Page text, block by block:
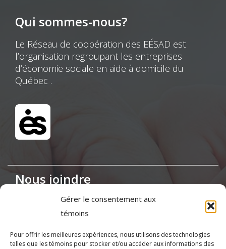
Gérer le consentement aux
témoins
Pour offrir les meilleures expériences, nous utilisons des technologies
telles que les témoins pour stocker et/ou accéder aux informations des
Qui sommes-nous?
Le Réseau de coopération des EÉSAD est
l’organisation regroupant les entreprises
d’économie sociale en aide à domicile du
Québec .
Nous joindre
Maison de la Coopération,
155, boul. Charest Est, bureau 120, Québec